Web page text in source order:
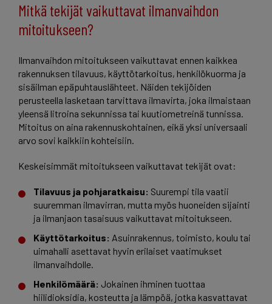
Mitkä tekijät vaikuttavat ilmanvaihdon
mitoitukseen?
Ilmanvaihdon mitoitukseen vaikuttavat ennen kaikkea
rakennuksen tilavuus, käyttötarkoitus, henkilökuorma ja
sisäilman epäpuhtauslähteet. Näiden tekijöiden
perusteella lasketaan tarvittava ilmavirta, joka ilmaistaan
yleensä litroina sekunnissa tai kuutiometreinä tunnissa.
Mitoitus on aina rakennuskohtainen, eikä yksi universaali
arvo sovi kaikkiin kohteisiin.
Keskeisimmät mitoitukseen vaikuttavat tekijät ovat:
Tilavuus ja pohjaratkaisu: Suurempi tila vaatii
suuremman ilmavirran, mutta myös huoneiden sijainti
ja ilmanjaon tasaisuus vaikuttavat mitoitukseen.
Käyttötarkoitus: Asuinrakennus, toimisto, koulu tai
uimahalli asettavat hyvin erilaiset vaatimukset
ilmanvaihdolle.
Henkilömäärä: Jokainen ihminen tuottaa
hiilidioksidia, kosteutta ja lämpöä, jotka kasvattavat